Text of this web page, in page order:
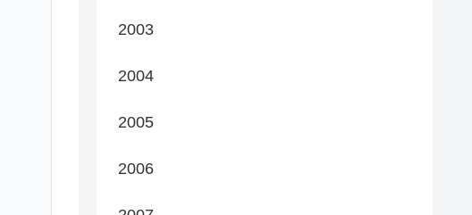
2003
2004
2005
2006